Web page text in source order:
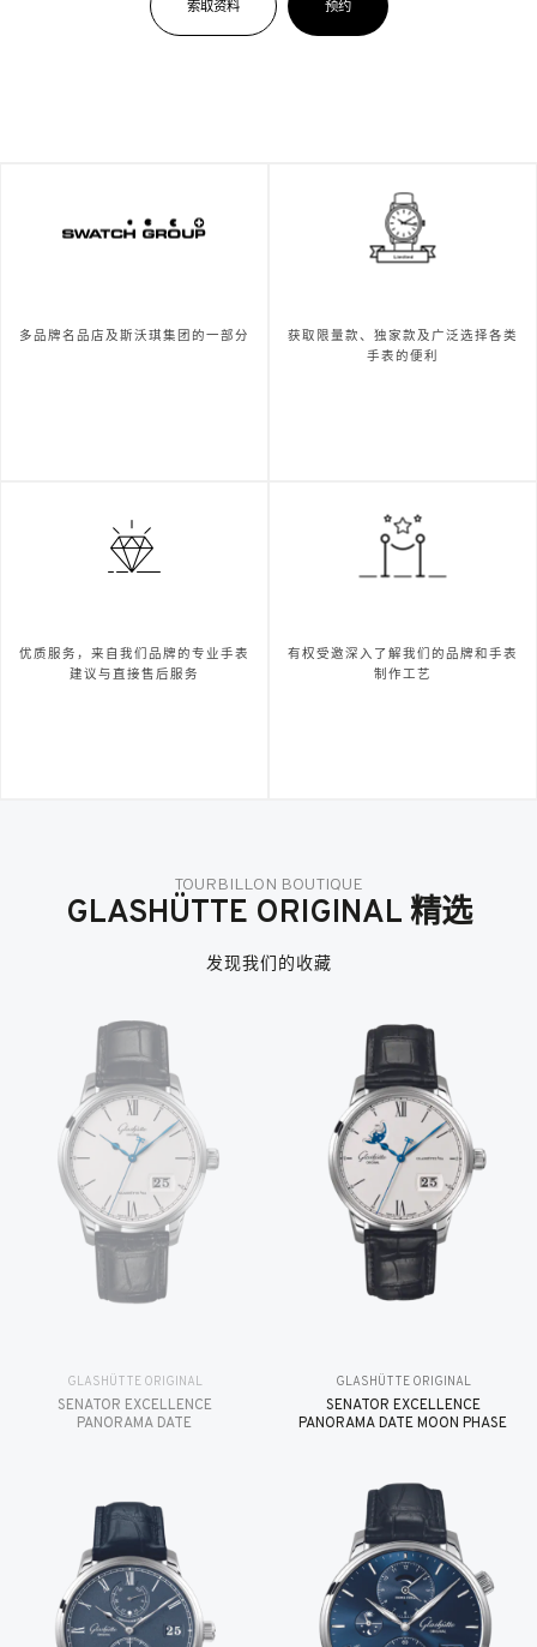
索取资料 预约
多品牌名品店及斯沃琪集团的一部分
获取限量款、独家款及广泛选择各类
手表的便利
优质服务，来自我们品牌的专业手表
建议与直接售后服务
有权受邀深入了解我们的品牌和手表
制作工艺
TOURBILLON BOUTIQUE
GLASHÜTTE ORIGINAL 精选
发现我们的收藏
GLASHÜTTE ORIGINAL
SENATOR EXCELLENCE
PANORAMA DATE
GLASHÜTTE ORIGINAL
SENATOR EXCELLENCE
PANORAMA DATE MOON PHASE